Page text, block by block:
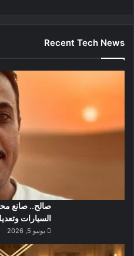
Recent Tech News
صالح.. صانع
السيارات
يونيو 5, 2026